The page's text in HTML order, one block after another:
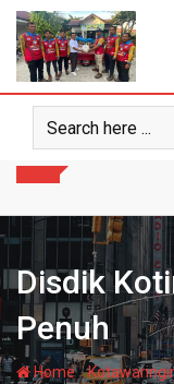
Skip
content
Disdik
Penuh
Home-